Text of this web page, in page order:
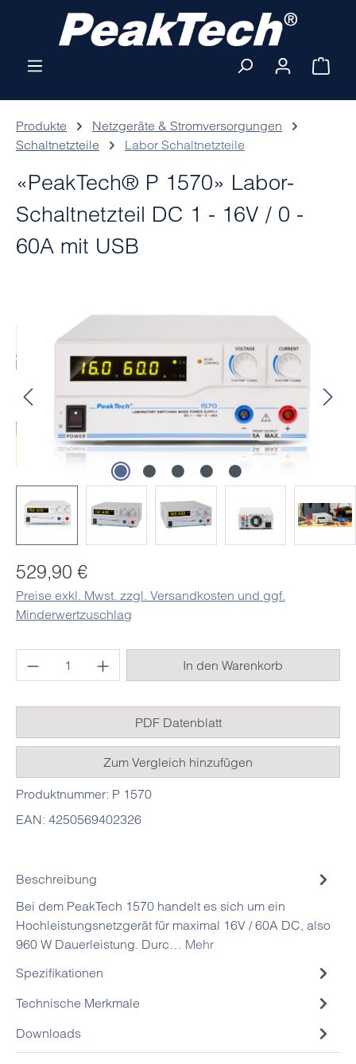
Zum Hauptinhalt springen
Produkte
Netzgeräte & Stromversorgungen
Schaltnetzteile
Labor Schaltnetzteile
«PeakTech® P 1570» Labor-
Schaltnetzteil DC 1 - 16V / 0 -
60A mit USB
Bildergalerie überspringen
Regulärer Preis:
529,90 €
Preise exkl. Mwst. zzgl. Versandkosten und ggf.
Minderwertzuschlag
Produkt Anzahl: Gib den gewünschten
In den Warenkorb
PDF Datenblatt
Zum Vergleich hinzufügen
Produktnummer: P 1570
EAN: 4250569402326
Beschreibung
Bei dem PeakTech 1570 handelt es sich um ein
Hochleistungsnetzgerät für maximal 16V / 60A DC, also
960 W Dauerleistung. Durc… Mehr
Spezifikationen
Technische Merkmale
Downloads